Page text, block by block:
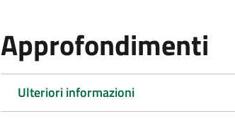
Approfondimenti
Ulteriori informazioni